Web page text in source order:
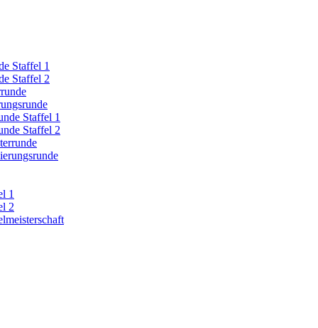
Staffel 1
Staffel 2
Staffel 1
Staffel 2
1
2